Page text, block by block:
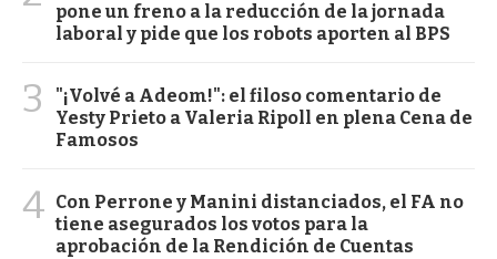
pone un freno a la reducción de la jornada
laboral y pide que los robots aporten al BPS
3
"¡Volvé a Adeom!": el filoso comentario de
Yesty Prieto a Valeria Ripoll en plena Cena de
Famosos
4 Con Perrone y Manini distanciados, el FA no
tiene asegurados los votos para la
aprobación de la Rendición de Cuentas